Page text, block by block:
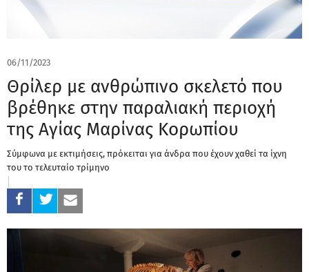
06/11/2023
Θρίλερ με ανθρώπινο σκελετό που
βρέθηκε στην παραλιακή περιοχή
της Αγίας Μαρίνας Κορωπίου
Σύμφωνα με εκτιμήσεις, πρόκειται για άνδρα που έχουν χαθεί τα ίχνη
του το τελευταίο τρίμηνο